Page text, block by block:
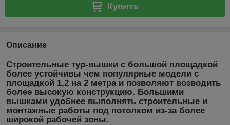
Купить
Описание
Строительные тур-вышки с большой площадкой
более устойчивы чем популярные модели с
площадкой 1,2 на 2 метра и позволяют возводить
более высокую конструкцию. Большими
вышками удобнее выполнять строительные и
монтажные работы под потолком из-за более
широкой рабочей зоны.